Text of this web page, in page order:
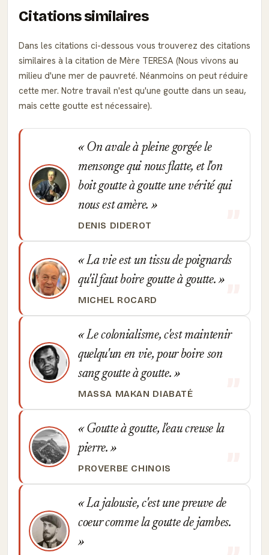
Citations similaires
Dans les citations ci-dessous vous trouverez des citations
similaires à la citation de Mère TERESA (Nous vivons au
milieu d'une mer de pauvreté. Néanmoins on peut réduire
cette mer. Notre travail n'est qu'une goutte dans un seau,
mais cette goutte est nécessaire).
On avale à pleine gorgée le
mensonge qui nous flatte, et l'on
boit goutte à goutte une vérité qui
nous est amère.
DENIS DIDEROT
La vie est un tissu de poignards
qu'il faut boire goutte à goutte.
MICHEL ROCARD
Le colonialisme, c'est maintenir
quelqu'un en vie, pour boire son
sang goutte à goutte.
MASSA MAKAN DIABATÉ
Goutte à goutte, l'eau creuse la
pierre.
PROVERBE CHINOIS
La jalousie, c'est une preuve de
coeur comme la goutte de jambes.